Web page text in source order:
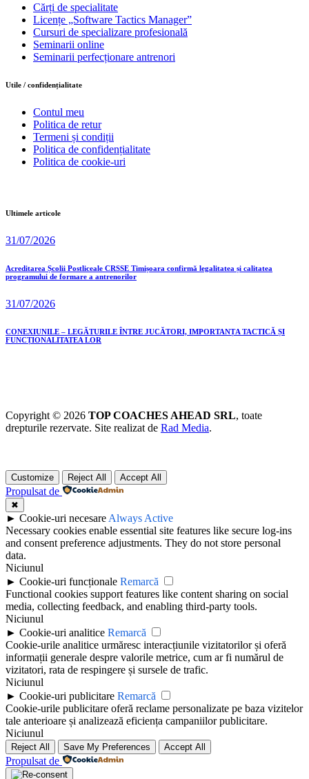
Cărți de specialitate
Licențe „Software Tactics Manager”
Cursuri de specializare profesională
Seminarii online
Seminarii perfecționare antrenori
Utile / confidențialitate
Contul meu
Politica de retur
Termeni și condiții
Politica de confidențialitate
Politica de cookie-uri
Ultimele articole
31/07/2026
Acreditarea Școlii Postliceale CRSSE Timișoara confirmă legalitatea și calitatea
programului de formare a antrenorilor
31/07/2026
CONEXIUNILE – LEGĂTURILE ÎNTRE JUCĂTORI, IMPORTANȚA TACTICĂ ȘI
FUNCȚIONALITATEA LOR
Copyright © 2026 TOP COACHES AHEAD SRL, toate
drepturile rezervate. Site realizat de Rad Media.
Customize Reject All Accept All
Propulsat de
✖
► Cookie-uri necesare Always Active
Necessary cookies enable essential site features like secure log-ins
and consent preference adjustments. They do not store personal
data.
Niciunul
► Cookie-uri funcționale Remarcă
Functional cookies support features like content sharing on social
media, collecting feedback, and enabling third-party tools.
Niciunul
► Cookie-uri analitice Remarcă
Cookie-urile analitice urmăresc interacțiunile vizitatorilor și oferă
informații generale despre valorile metrice, cum ar fi numărul de
vizitatori, rata de respingere și sursele de trafic.
Niciunul
► Cookie-uri publicitare Remarcă
Cookie-urile publicitare oferă reclame personalizate pe baza vizitelor
tale anterioare și analizează eficiența campaniilor publicitare.
Niciunul
Reject All Save My Preferences Accept All
Propulsat de